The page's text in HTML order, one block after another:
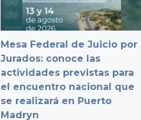
Mesa Federal de Juicio por
Jurados: conoce las
actividades previstas para
el encuentro nacional que
se realizará en Puerto
Madryn